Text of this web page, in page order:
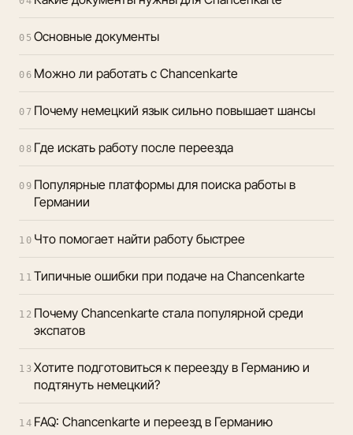
05 Основные документы
06 Можно ли работать с Chancenkarte
07 Почему немецкий язык сильно повышает шансы
08 Где искать работу после переезда
09 Популярные платформы для поиска работы в
Германии
10 Что помогает найти работу быстрее
11 Типичные ошибки при подаче на Chancenkarte
12 Почему Chancenkarte стала популярной среди
экспатов
13 Хотите подготовиться к переезду в Германию и
подтянуть немецкий?
14 FAQ: Chancenkarte и переезд в Германию